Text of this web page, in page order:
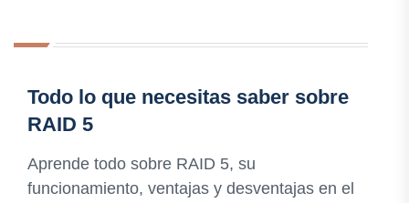
Todo lo que necesitas saber sobre
RAID 5
Aprende todo sobre RAID 5, su
funcionamiento, ventajas y desventajas en el